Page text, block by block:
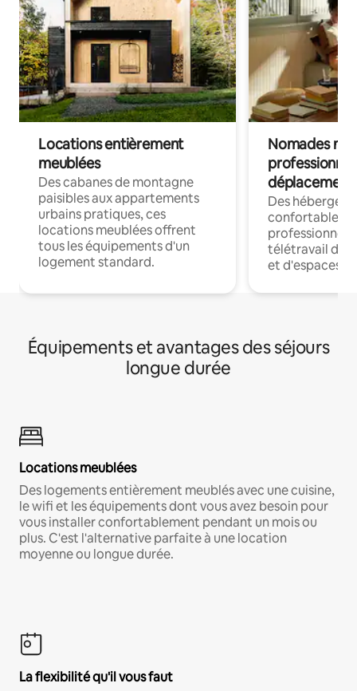
Locations entièrement
meublées
Des cabanes de montagne
paisibles aux appartements
urbains pratiques, ces
locations meublées offrent
tous les équipements d'un
logement standard.
Nomades
déplacement
Des
confortables
professionnels
télétravail
et d'espaces
Équipements et avantages des séjours
longue durée
Locations meublées
Des logements entièrement meublés avec une cuisine,
le wifi et les équipements dont vous avez besoin pour
vous installer confortablement pendant un mois ou
plus. C'est l'alternative parfaite à une location
moyenne ou longue durée.
La flexibilité qu'il vous faut